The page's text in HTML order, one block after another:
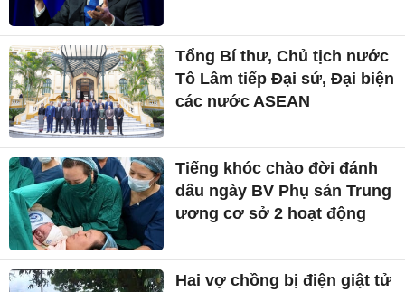
Tổng Bí thư, Chủ tịch nước
Tô Lâm tiếp Đại sứ, Đại biện
các nước ASEAN
Tiếng khóc chào đời đánh
dấu ngày BV Phụ sản Trung
ương cơ sở 2 hoạt động
Hai vợ chồng bị điện giật tử